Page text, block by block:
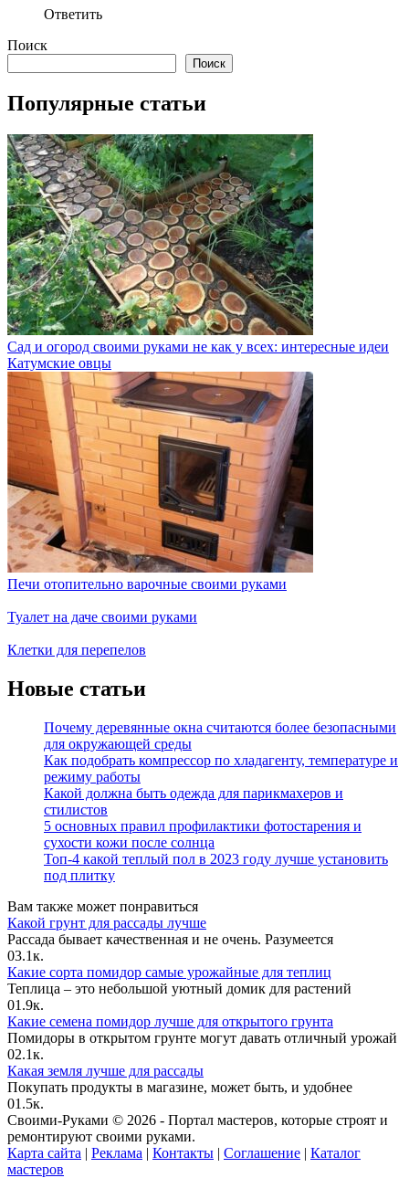
Ответить
Поиск
Поиск
Популярные статьи
Сад и огород своими руками не как у всех: интересные идеи
Катумские овцы
Печи отопительно варочные своими руками
Туалет на даче своими руками
Клетки для перепелов
Новые статьи
Почему деревянные окна считаются более безопасными
для окружающей среды
Как подобрать компрессор по хладагенту, температуре и
режиму работы
Какой должна быть одежда для парикмахеров и
стилистов
5 основных правил профилактики фотостарения и
сухости кожи после солнца
Топ-4 какой теплый пол в 2023 году лучше установить
под плитку
Вам также может понравиться
Какой грунт для рассады лучше
Рассада бывает качественная и не очень. Разумеется
03.1к.
Какие сорта помидор самые урожайные для теплиц
Теплица – это небольшой уютный домик для растений
01.9к.
Какие семена помидор лучше для открытого грунта
Помидоры в открытом грунте могут давать отличный урожай
02.1к.
Какая земля лучше для рассады
Покупать продукты в магазине, может быть, и удобнее
01.5к.
Своими-Руками © 2026 - Портал мастеров, которые строят и
ремонтируют своими руками.
Карта сайта | Реклама | Контакты | Соглашение | Каталог
мастеров